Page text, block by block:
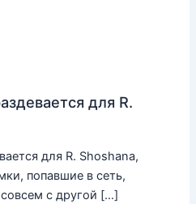
для R.
для R. Shoshana,
попавшие в сеть,
с другой […]